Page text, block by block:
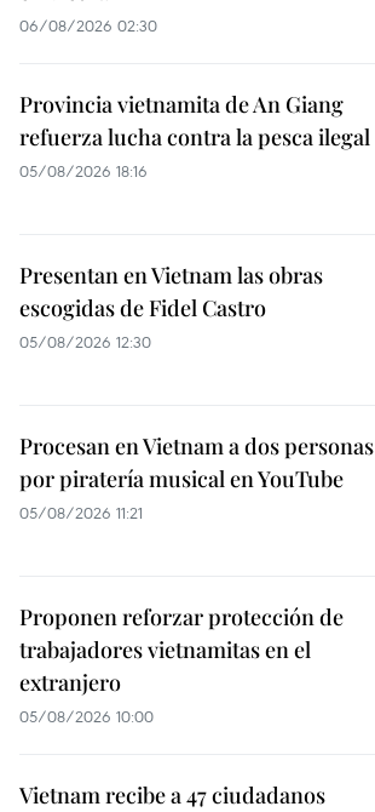
06/08/2026 02:30
Provincia vietnamita de An Giang
refuerza lucha contra la pesca ilegal
05/08/2026 18:16
Presentan en Vietnam las obras
escogidas de Fidel Castro
05/08/2026 12:30
Procesan en Vietnam a dos personas
por piratería musical en YouTube
05/08/2026 11:21
Proponen reforzar protección de
trabajadores vietnamitas en el
extranjero
05/08/2026 10:00
Vietnam recibe a 47 ciudadanos